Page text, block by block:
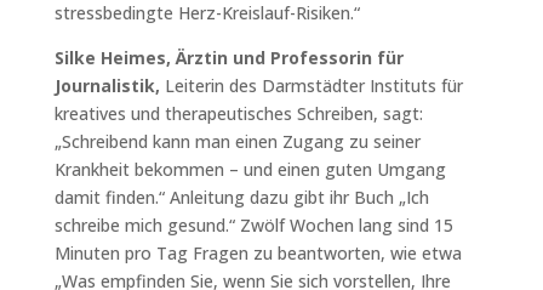
stressbedingte Herz-Kreislauf-Risiken.“
Silke Heimes, Ärztin und Professorin für
Journalistik, Leiterin des Darmstädter Instituts für
kreatives und therapeutisches Schreiben, sagt:
„Schreibend kann man einen Zugang zu seiner
Krankheit bekommen – und einen guten Umgang
damit finden.“ Anleitung dazu gibt ihr Buch „Ich
schreibe mich gesund.“ Zwölf Wochen lang sind 15
Minuten pro Tag Fragen zu beantworten, wie etwa
„Was empfinden Sie, wenn Sie sich vorstellen, Ihre